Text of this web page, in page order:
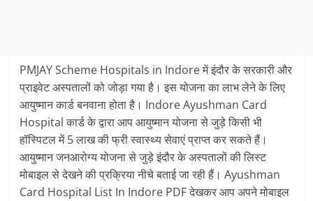
PMJAY Scheme Hospitals in Indore में इंदौर के सरकारी और
प्राइवेट अस्‍पतालों को जोड़ा गया है। इस योजना का लाभ लेने के लिए
आयुष्‍मान कार्ड बनवाना होता है। Indore Ayushman Card
Hospital कार्ड के द्वारा आप आयुष्‍मान योजना से जुड़े किसी भी
हॉस्पिटल में 5 लाख की फ्री स्‍वास्‍थ्‍य सेवाएं प्राप्‍त कर सकते हैं।
आयुष्‍मान जनआरोग्‍य योजना से जुड़े इंदौर के अस्‍पतालों की लिस्‍ट
मोबाइल से देखने की प्रक्रिया नीचे बताई जा रही हैं। Ayushman
Card Hospital List In Indore PDF देखकर आप अपने मोबाइल